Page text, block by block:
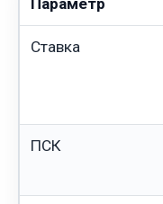
Параметр
Ставка
ПСК